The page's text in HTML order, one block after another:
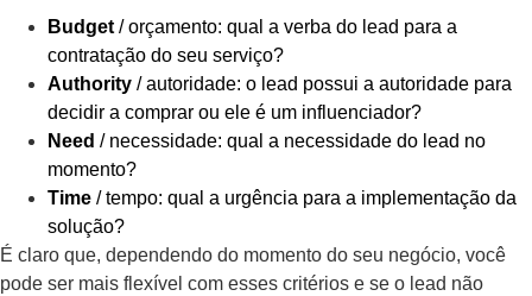
Budget / orçamento: qual a verba do lead para a
contratação do seu serviço?
Authority / autoridade: o lead possui a autoridade para
decidir a comprar ou ele é um influenciador?
Need / necessidade: qual a necessidade do lead no
momento?
Time / tempo: qual a urgência para a implementação da
solução?
É claro que, dependendo do momento do seu negócio, você
pode ser mais flexível com esses critérios e se o lead não